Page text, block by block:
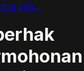
pen...